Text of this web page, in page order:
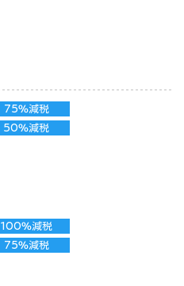
75%減税
50%減税
100%減税
75%減税